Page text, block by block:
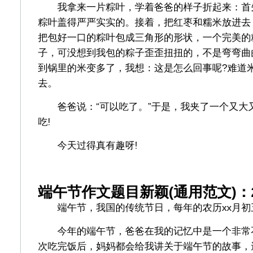
我拿来一片粽叶，学着爸爸的样子折起来：
粽叶盖得严严实实的。接着，把红枣和糯米放进
把包好一口的粽叶包成三角形的形状，一个完美
子，可没想到我包的粽子歪歪扭扭的，不是弯弯
到锅里的米变多了，我想：这是怎么回事呢?难
去。
爸爸说：“可以吃了。”于是，我夹了一个又
吃!
今天过得真有趣呀!
端午节作文题目新颖(通用范文)
端午节，我国的传统节日，每年的农历xx月初
今年的端午节，爸爸在我的记忆中是一个非
次吃完饭后，妈妈都会给我讲关于端午节的故事